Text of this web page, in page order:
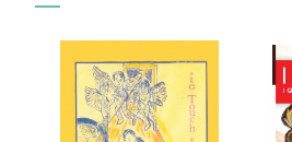
Librería Proteo